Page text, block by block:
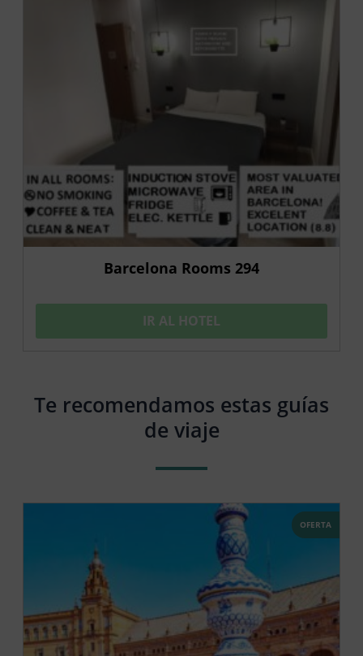
Barcelona Rooms 294
IR AL HOTEL
Te recomendamos estas guías
de viaje
OFERTA